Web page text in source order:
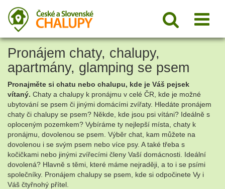
Pronájem chaty, chalupy,
apartmány, glamping se psem
Pronajměte si chatu nebo chalupu, kde je Váš pejsek
vítaný. Chaty a chalupy k pronájmu v celé ČR, kde je možné
ubytování se psem či jinými domácími zvířaty. Hledáte pronájem
chaty či chalupy se psem? Někde, kde jsou psi vítáni? Ideálně s
oploceným pozemkem? Vybíráme ty nejlepší místa, chaty k
pronájmu, dovolenou se psem. Výběr chat, kam můžete na
dovolenou i se svým psem nebo více psy. A také třeba s
kočičkami nebo jinými zvířecími členy Vaší domácnosti. Ideální
dovolená? Hlavně s těmi, které máme nejraději, a to i se psími
společníky. Pronájem chalupy se psem, kde si odpočinete Vy i
Váš čtyřnohý přítel.